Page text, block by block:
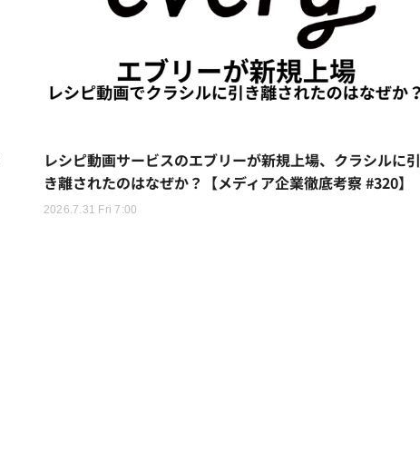
レシピ動画サービスのエブリーが新規上場、クラシルに引
き離されたのはなぜか？【メディア企業徹底考察 #320】
2026.7.31 Fri 7:00